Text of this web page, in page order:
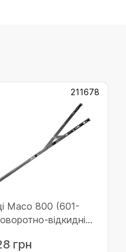
211678
Maco 800 (601-
відкидні
грн